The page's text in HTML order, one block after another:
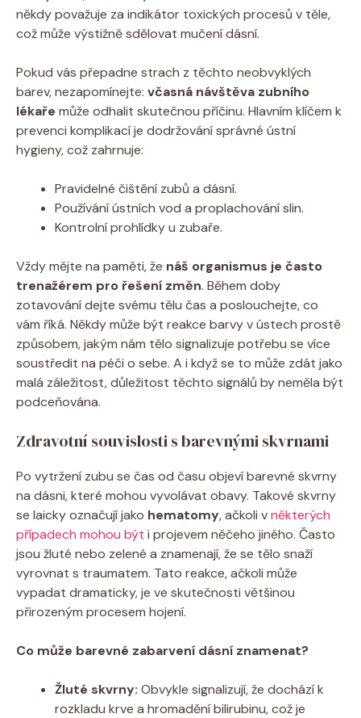
někdy považuje za indikátor toxických procesů v těle,
což může výstižně sdělovat mučení dásní.
Pokud vás přepadne strach z těchto neobvyklých
barev, nezapomínejte: včasná návštěva zubního
lékaře může odhalit skutečnou příčinu. Hlavním klíčem k
prevenci komplikací je dodržování správné ústní
hygieny, což zahrnuje:
Pravidelné čištění zubů a dásní.
Používání ústních vod a proplachování slin.
Kontrolní prohlídky u zubaře.
Vždy mějte na paměti, že náš organismus je často
trenažérem pro řešení změn. Během doby
zotavování dejte svému tělu čas a poslouchejte, co
vám říká. Někdy může být reakce barvy v ústech prostě
způsobem, jakým nám tělo signalizuje potřebu se více
soustředit na péči o sebe. A i když se to může zdát jako
malá záležitost, důležitost těchto signálů by neměla být
podceňována.
Zdravotní souvislosti s barevnými skvrnami
Po vytržení zubu se čas od času objeví barevné skvrny
na dásni, které mohou vyvolávat obavy. Takové skvrny
se laicky označují jako hematomy, ačkoli vněkterých
případech mohou být i projevem něčeho jiného. Často
jsou žluté nebo zelené a znamenají, že se tělo snaží
vyrovnat s traumatem. Tato reakce, ačkoli může
vypadat dramaticky, je ve skutečnosti většinou
přirozeným procesem hojení.
Co může barevné zabarvení dásní znamenat?
Žluté skvrny: Obvykle signalizují, že dochází k
rozkladu krve a hromadění bilirubinu, což je